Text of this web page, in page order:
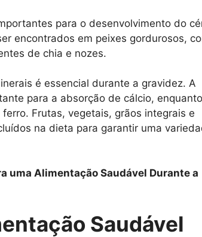
para o desenvolvimento do
encontrados em peixes gordurosos,
de chia e nozes.
é essencial durante a gravidez. A
para a absorção de cálcio,
Frutas, vegetais, grãos integrais e
na dieta para garantir uma
uma Alimentação Saudável Durante a
Saudável